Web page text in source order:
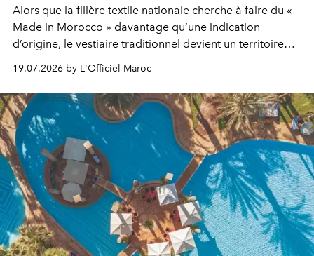
Alors que la filière textile nationale cherche à faire du «
Made in Morocco » davantage qu’une indication
d’origine, le vestiaire traditionnel devient un territoire
d’expérimentation. Avec Néo Beldi, Diamantine en
révise les proportions et les usages pour l’inscrire dans
le quotidien contemporain, sans effacer la culture du
vêtement dont il procède.
19.07.2026 by L'Officiel Maroc